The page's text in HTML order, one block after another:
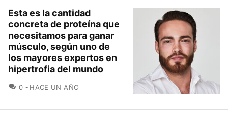
Esta es la cantidad
concreta de proteína que
necesitamos para ganar
músculo, según uno de
los mayores expertos en
hipertrofia del mundo
0 COMENTARIOS
HACE UN AÑO